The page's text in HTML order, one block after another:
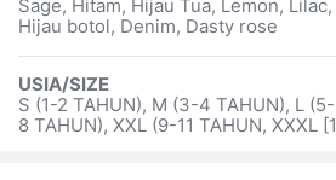
Sage, Hitam, Hijau Tua, Lemon,
Hijau botol, Denim, Dasty rose
USIA/SIZE
S (1-2 TAHUN), M (3-4 TAHUN), L
8 TAHUN), XXL (9-11 TAHUN, XXXL